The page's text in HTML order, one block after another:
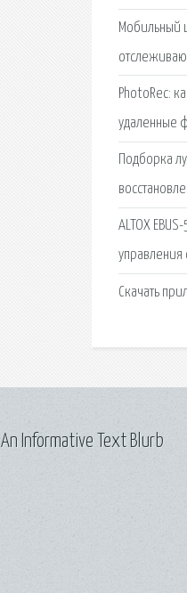
Мобильный
PhotoRec:
удаленные
Подборка
ALTOX
управления
Скачать
An Informative Text Blurb